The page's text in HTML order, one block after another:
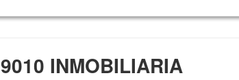
9010 INMOBILIARIA